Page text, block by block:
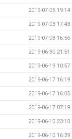
2019-07-05 19:14
2019-07-03 17:43
2019-07-03 16:56
2019-06-30 21:51
2019-06-19 10:57
2019-06-17 16:19
2019-06-17 16:05
2019-06-17 07:19
2019-06-10 23:10
2019-06-10 16:39